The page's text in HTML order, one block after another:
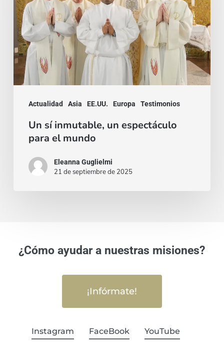
Actualidad Asia EE.UU. Europa Testimonios
un
espectáculo
para
el
mundo
Un sí inmutable, un espectáculo
para el mundo
Eleanna Guglielmi
21 de septiembre de 2025
¿Cómo ayudar a nuestras misiones?
¡Infórmate!
Instagram FaceBook YouTube